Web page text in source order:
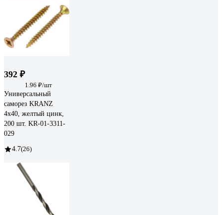
392 ₽
1.96 ₽/шт
Универсальный
саморез KRANZ
4x40, желтый цинк,
200 шт. KR-01-3311-
029
4.7(26)